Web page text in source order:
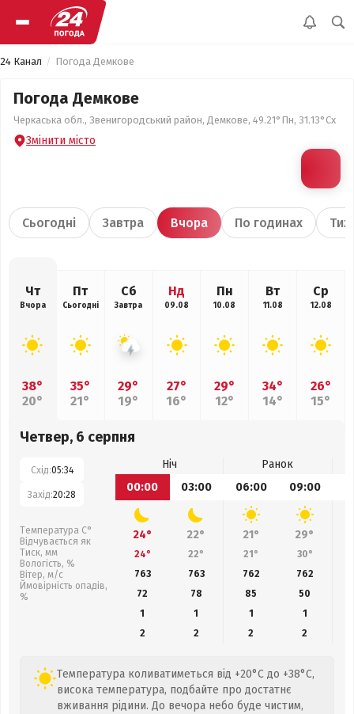
24 Канал Погода Демкове
Погода Демкове
Черкаська обл., Звенигородський район, Демкове, 49.21°Пн, 31.13°Сх
Змінити місто
Сьогодні Завтра Вчора По годинах
Чт
Вчора
38°
20°
Пт
Сьогодні
35°
21°
Сб
Завтра
29°
19°
Нд
09.08
27°
16°
Пн
10.08
29°
12°
Вт
11.08
34°
14°
Ср
12.08
26°
15°
Четвер, 6 серпня
Схід:05:34
Захід:20:28
Температура С°
Відчувається як
Тиск, мм
Вологість, %
Вітер, м/с
Ймовірність опадів,
%
Ніч
Ранок
00:00
03:00 06:00 09:00
24° 22° 21° 29°
24° 22° 21° 30°
763
763 762 762
72
78 85 50
1
1 1
1
2
2 2 2
Температура коливатиметься від +20°C до +38°C,
висока температура, подбайте про достатнє
вживання рідини. До вечора небо буде чистим,